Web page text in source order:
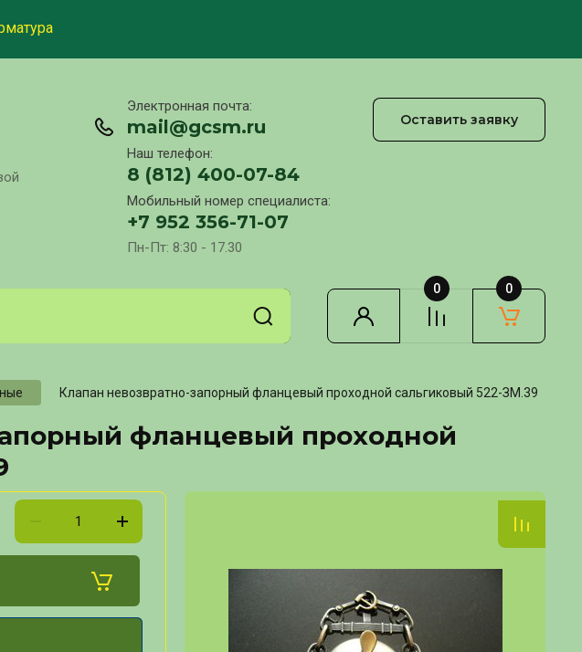
Электронная почта:
mail@gcsm.ru
Наш телефон:
8 (812) 400-07-84
Мобильный номер специалиста:
+7 952 356-71-07
Пн-Пт: 8:30 - 17.30
Оставить заявку
0 0
Клапан невозвратно-запорный фланцевый проходной сальгиковый 522-ЗМ.39
фланцевый проходной